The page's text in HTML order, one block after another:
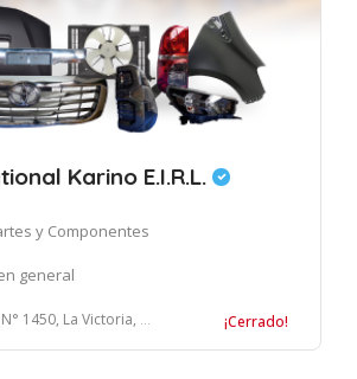
Karino E.I.R.L.
y Componentes
general
1450, La Victoria, Lima ¡Cerrado!